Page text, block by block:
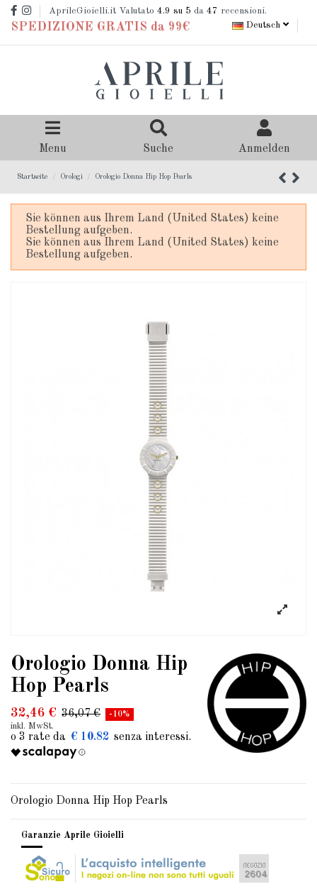
AprileGioielli.it Valutato 4.9 su 5 da 47 recensioni.
SPEDIZIONE GRATIS da 99€ Deutsch
Menu Suche Anmelden
Startseite Orologi Orologio Donna Hip Hop Pearls
Sie können aus Ihrem Land (United States) keine
Bestellung aufgeben.
Sie können aus Ihrem Land (United States) keine
Bestellung aufgeben.
Orologio Donna Hip
Hop Pearls
32,46 € 36,07 € -10%
inkl. MwSt.
€ 10.82
Orologio Donna Hip Hop Pearls
Garanzie Aprile Gioielli